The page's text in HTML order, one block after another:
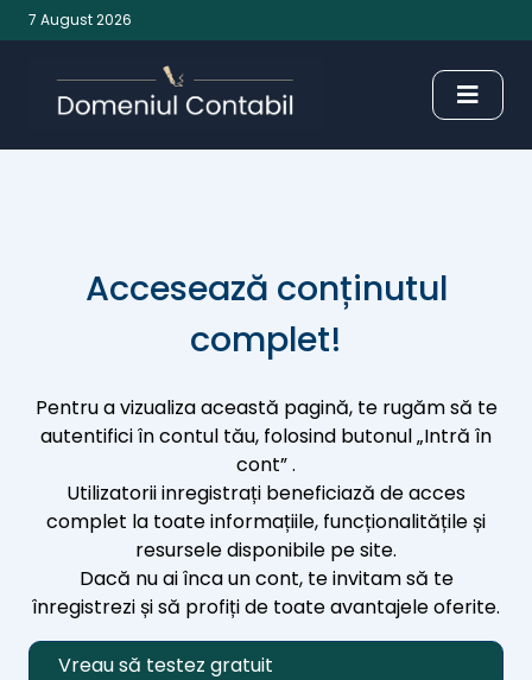
7 August 2026
Accesează conținutul
complet!
Pentru a vizualiza această pagină, te rugăm să te
autentifici în contul tău, folosind butonul „Intră în
cont” .
Utilizatorii inregistrați beneficiază de acces
complet la toate informațiile, funcționalitățile și
resursele disponibile pe site.
Dacă nu ai înca un cont, te invitam să te
înregistrezi și să profiți de toate avantajele oferite.
Vreau să testez gratuit